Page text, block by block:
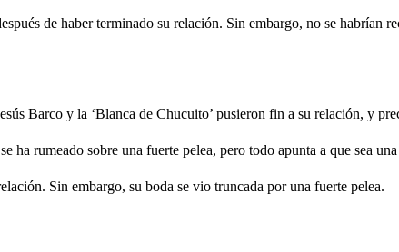
de haber terminado su relación. Sin embargo, no se habrían
Barco y la ‘Blanca de Chucuito’ pusieron fin a su relación, y
rumeado sobre una fuerte pelea, pero todo apunta a que sea
Sin embargo, su boda se vio truncada por una fuerte pelea.